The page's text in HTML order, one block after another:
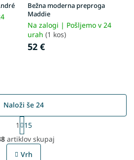
Bežna moderna preproga
Maddie
Na zalogi | Pošljemo v 24
urah (1 kos)
52 €
L
i
s
Naloži še 24
P
a
g
i
n
1
15
artiklov skupaj
Vrh